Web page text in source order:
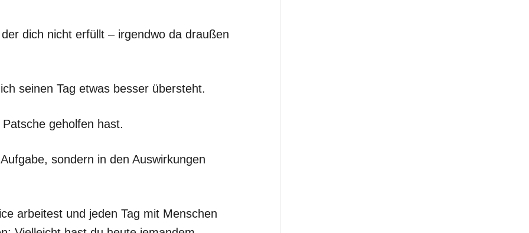
dich nicht erfüllt – irgendwo da draußen
seinen Tag etwas besser übersteht.
geholfen hast.
sondern in den Auswirkungen
arbeitest und jeden Tag mit Menschen